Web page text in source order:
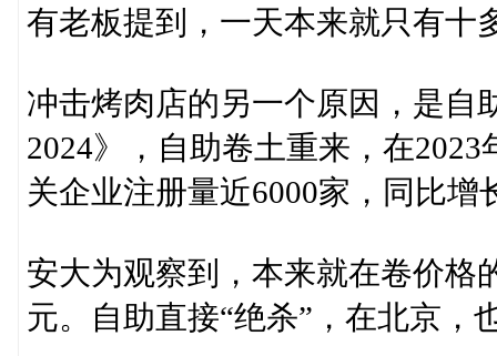
有老板提到，一天本来就只有十
冲击烤肉店的另一个原因，是自
2024》，自助卷土重来，在
关企业注册量近6000家，同比增
安大为观察到，本来就在卷价格
元。自助直接“绝杀”，在北京，